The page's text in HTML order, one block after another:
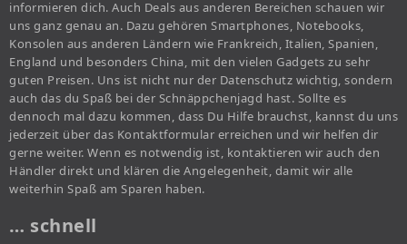
informieren dich. Auch Deals aus anderen Bereichen schauen wir
uns ganz genau an. Dazu gehören Smartphones, Notebooks,
Konsolen aus anderen Ländern wie Frankreich, Italien, Spanien,
England und besonders China, mit den vielen Gadgets zu sehr
guten Preisen. Uns ist nicht nur der Datenschutz wichtig, sondern
auch das du Spaß bei der Schnäppchenjagd hast. Sollte es
dennoch mal dazu kommen, dass Du Hilfe brauchst, kannst du uns
jederzeit über das Kontaktformular erreichen und wir helfen dir
gerne weiter. Wenn es notwendig ist, kontaktieren wir auch den
Händler direkt und klären die Angelegenheit, damit wir alle
weiterhin Spaß am Sparen haben.
… schnell